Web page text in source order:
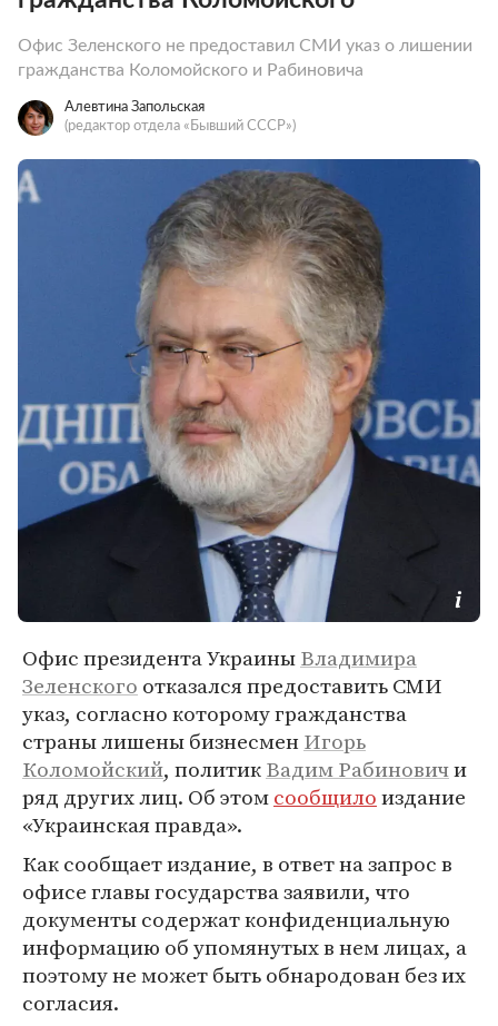
Офис Зеленского не предоставил СМИ указ о лишении
гражданства Коломойского и Рабиновича
Алевтина Запольская
(редактор отдела «Бывший СССР»)
Офис президента УкраиныВладимира
Зеленского отказался предоставить СМИ
указ, согласно которому гражданства
страны лишены бизнесменИгорь
Коломойский, политикВадим Рабиновичи
ряд других лиц. Об этомсообщилоиздание
«Украинская правда».
Как сообщает издание, в ответ на запрос в
офисе главы государства заявили, что
документы содержат конфиденциальную
информацию об упомянутых в нем лицах, а
поэтому не может быть обнародован без их
согласия.